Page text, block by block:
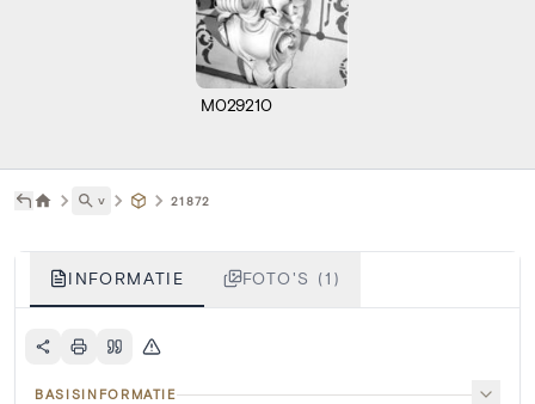
M029210
˅ 21872
INFORMATIE FOTO'S (1)
BASISINFORMATIE